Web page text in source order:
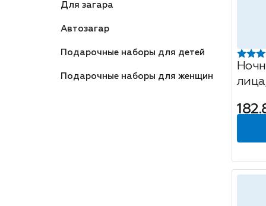
Для загара
Автозагар
Подарочные наборы для детей
Подарочные наборы для женщин